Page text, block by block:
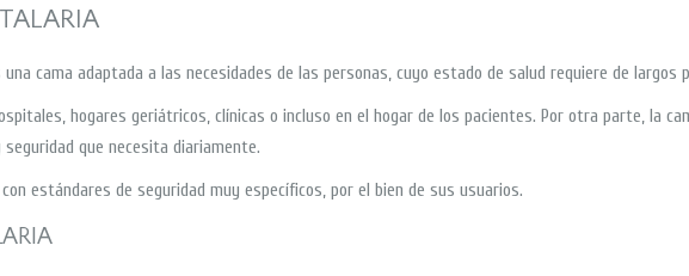
una cama adaptada a las necesidades de las personas, cuyo estado de salud requiere de largos
hogares geriátricos, clínicas o incluso en el hogar de los pacientes. Por otra parte, la
que necesita diariamente.
estándares de seguridad muy específicos, por el bien de sus usuarios.